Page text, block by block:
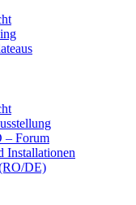
– Forum
Installationen
DE)